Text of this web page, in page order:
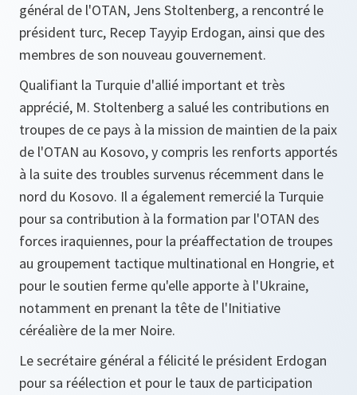
général de l'OTAN, Jens Stoltenberg, a rencontré le
président turc, Recep Tayyip Erdogan, ainsi que des
membres de son nouveau gouvernement.
Qualifiant la Turquie d'allié important et très
apprécié, M. Stoltenberg a salué les contributions en
troupes de ce pays à la mission de maintien de la paix
de l'OTAN au Kosovo, y compris les renforts apportés
à la suite des troubles survenus récemment dans le
nord du Kosovo. Il a également remercié la Turquie
pour sa contribution à la formation par l'OTAN des
forces iraquiennes, pour la préaffectation de troupes
au groupement tactique multinational en Hongrie, et
pour le soutien ferme qu'elle apporte à l'Ukraine,
notamment en prenant la tête de l'Initiative
céréalière de la mer Noire.
Le secrétaire général a félicité le président Erdogan
pour sa réélection et pour le taux de participation